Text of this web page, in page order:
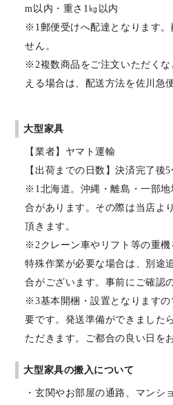
m以内・重さ1㎏以内
※1郵便受けへ配達となります。
せん。
※2複数商品をご注文いただくな
える場合は、配送方法を佐川急
大型家具
【業者】ヤマト運輸
【出荷までの日数】決済完了後5
※1北海道。沖縄・離島・一部
合があります。その際は当店よ
頂きます。
※2クレーン車やリフト等の重
特殊作業が必要な場合は、別途
合がございます。事前にご確認
※3基本開梱・設置となります
要です。発送準備ができました
ただきます。ご都合の良い日を
大型家具の搬入について
・玄関やお部屋の通路、マンシ